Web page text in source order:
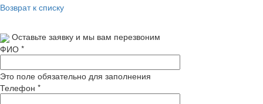
Возврат к списку
Оставьте заявку и мы вам перезвоним
ФИО *
Это поле обязательно для заполнения
Телефон *